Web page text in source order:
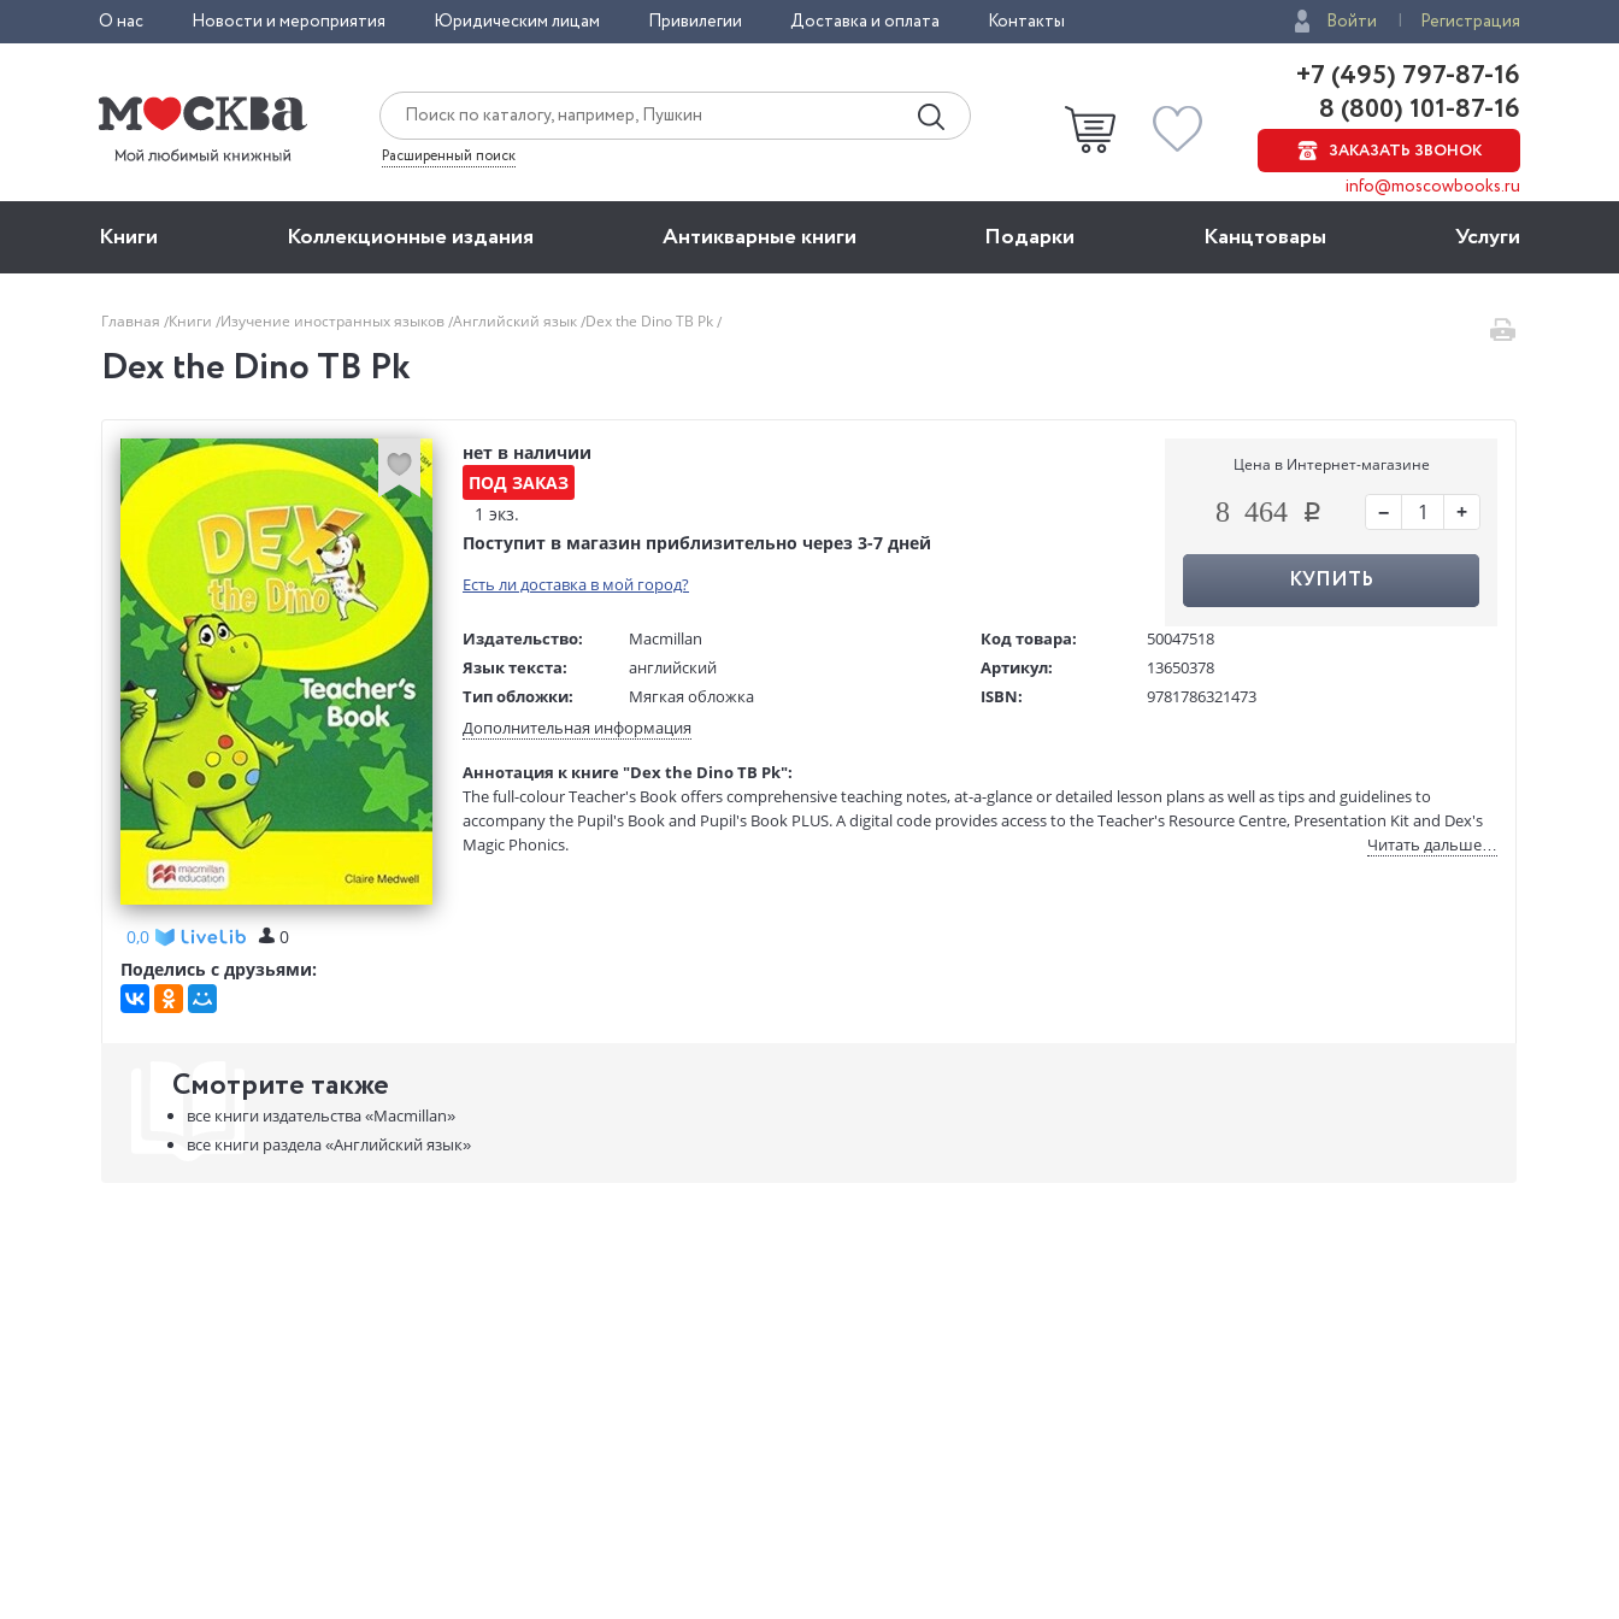
О нас Новости и мероприятия Юридическим лицам Привилегии Доставка и оплата Контакты Войти Регистрация
Расширенный поиск
+7 (495) 797-87-16
8 (800) 101-87-16
ЗАКАЗАТЬ ЗВОНОК
info@moscowbooks.ru
Книги Коллекционные издания Антикварные книги Подарки Канцтовары Услуги
Главная Книги Изучение иностранных языков Английский язык Dex the Dino TB Pk
Dex the Dino TB Pk
0,0
0
Поделись с друзьями:
нет в наличии
ПОД ЗАКАЗ
1 экз.
Поступит в магазин приблизительно через 3-7 дней
Есть ли доставка в мой город?
Цена в Интернет-магазине
8 464 − +
КУПИТЬ
Издательство:
Macmillan
Язык текста:
английский
Тип обложки:
Мягкая обложка
Размеры в мм
300x230x20
Вес: 1 гр.
Код товара:
50047518
Артикул:
13650378
ISBN:
9781786321473
Дополнительная информация
Аннотация к книге "Dex the Dino TB Pk":
The full-colour Teacher's Book offers comprehensive teaching notes, at-a-glance or detailed lesson plans as well as tips and guidelines to
accompany the Pupil's Book and Pupil's Book PLUS. A digital code provides access to the Teacher's Resource Centre, Presentation Kit and Dex's
Magic Phonics.
Читать дальше…
Смотрите также
все книги издательства«Macmillan»
все книги раздела«Английский язык»